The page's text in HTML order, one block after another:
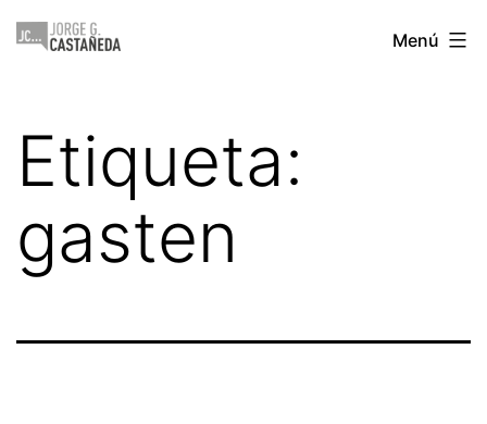
Saltar
Jorge
Menú
Etiqueta:
gasten